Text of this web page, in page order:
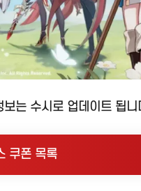
는 수시로 업데이트 됩니
쿠폰 목록